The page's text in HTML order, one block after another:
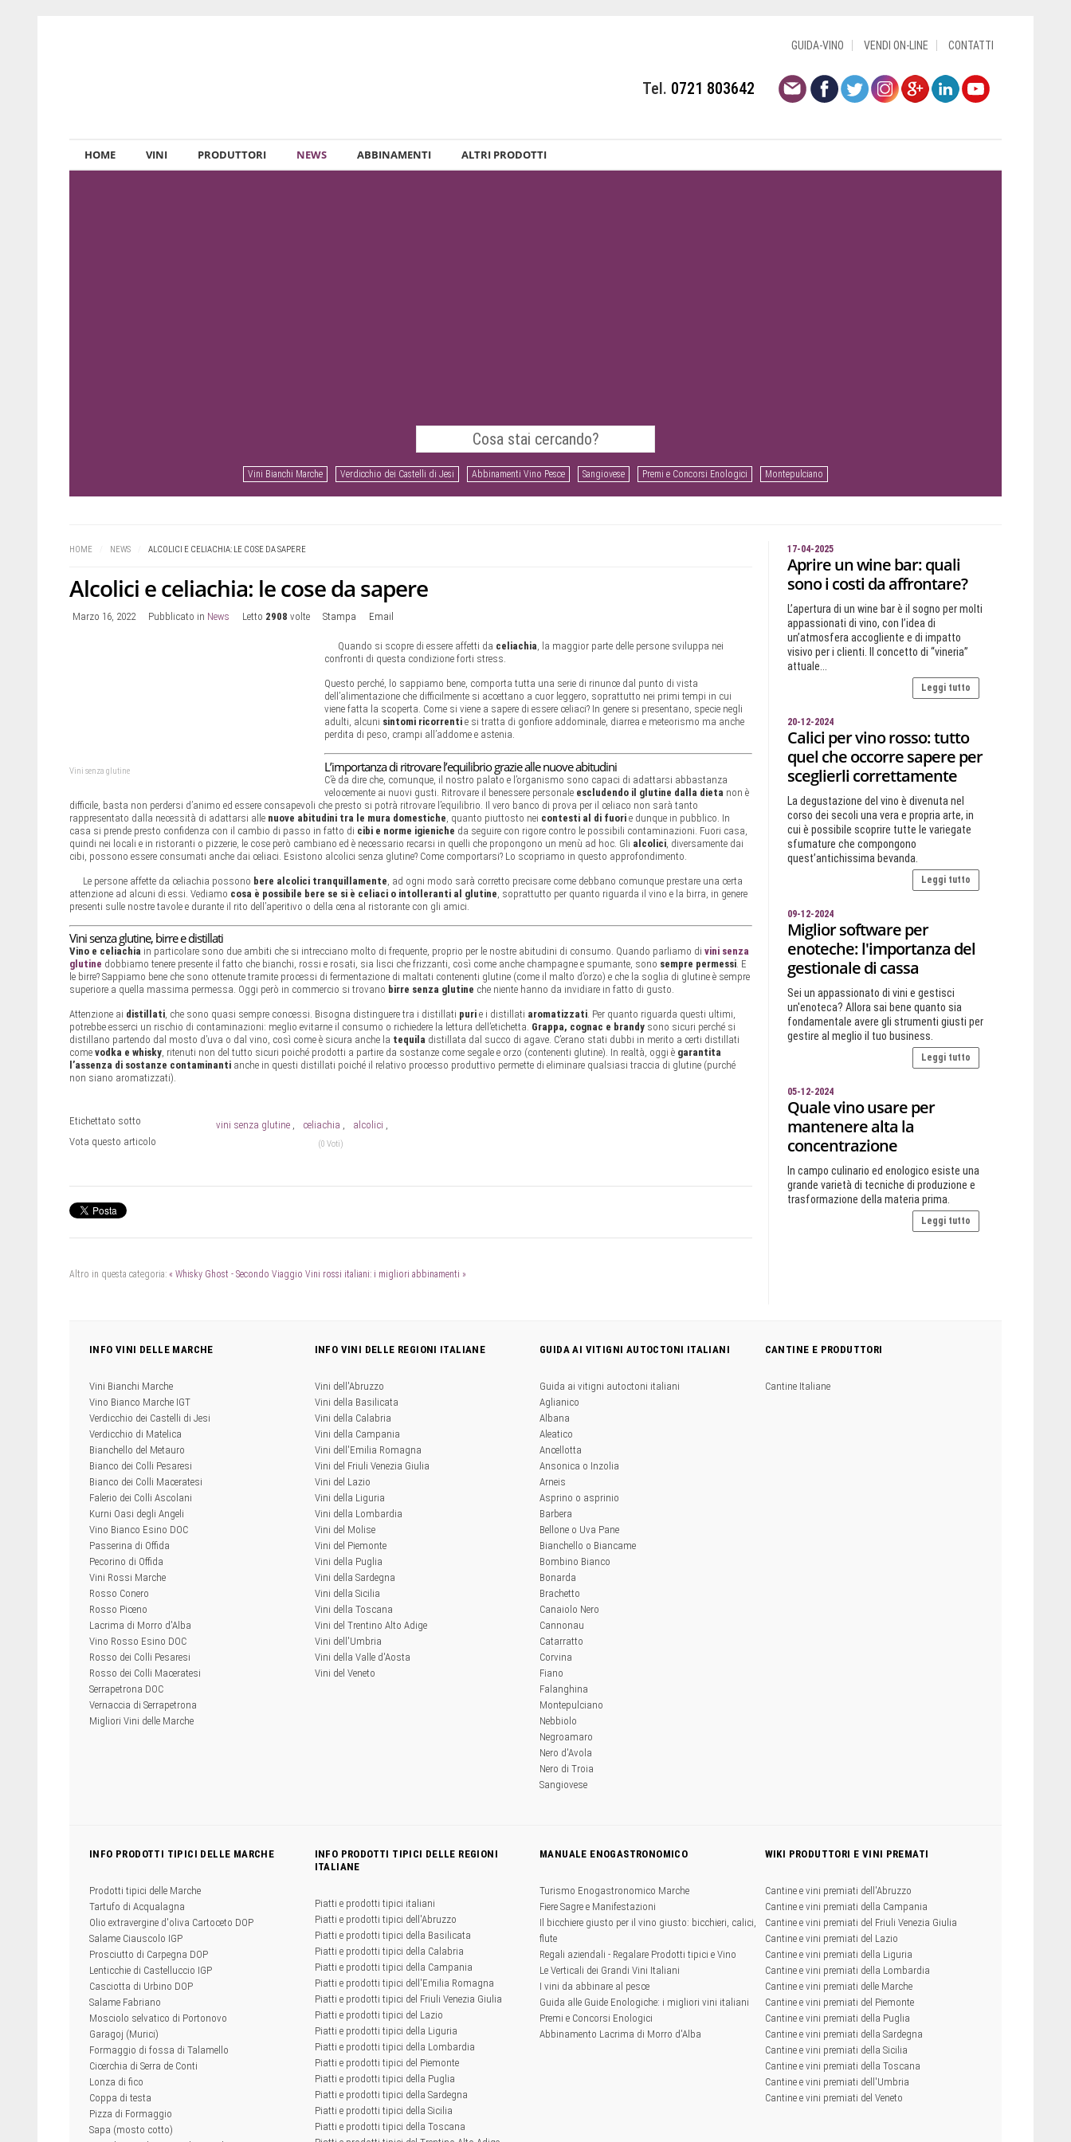
GUIDA-VINO VENDI ON-LINE CONTATTI
Tel. 0721 803642
HOME VINI PRODUTTORI NEWS ABBINAMENTI ALTRI PRODOTTI
Vini Bianchi Marche Verdicchio dei Castelli di Jesi Abbinamenti Vino Pesce Sangiovese Premi e Concorsi Enologici Montepulciano
HOME NEWS ALCOLICI E CELIACHIA: LE COSE DA SAPERE
Alcolici e celiachia: le cose da sapere
Marzo 16, 2022 Pubblicato in News Letto 2908 volte Stampa Email
Vini senza glutine
Quando si scopre di essere affetti da celiachia, la maggior parte delle persone sviluppa nei
confronti di questa condizione forti stress.
Questo perché, lo sappiamo bene, comporta tutta una serie di rinunce dal punto di vista
dell’alimentazione che difficilmente si accettano a cuor leggero, soprattutto nei primi tempi in cui
viene fatta la scoperta. Come si viene a sapere di essere celiaci? In genere si presentano, specie negli
adulti, alcuni sintomi ricorrenti e si tratta di gonfiore addominale, diarrea e meteorismo ma anche
perdita di peso, crampi all’addome e astenia.
L’importanza di ritrovare l’equilibrio grazie alle nuove abitudini
C’è da dire che, comunque, il nostro palato e l’organismo sono capaci di adattarsi abbastanza
velocemente ai nuovi gusti. Ritrovare il benessere personale escludendo il glutine dalla dieta non è
difficile, basta non perdersi d’animo ed essere consapevoli che presto si potrà ritrovare l’equilibrio. Il vero banco di prova per il celiaco non sarà tanto
rappresentato dalla necessità di adattarsi alle nuove abitudini tra le mura domestiche , quanto piuttosto nei contesti al di fuori e dunque in pubblico. In
casa si prende presto confidenza con il cambio di passo in fatto di cibi e norme igieniche da seguire con rigore contro le possibili contaminazioni. Fuori casa,
quindi nei locali e in ristoranti o pizzerie, le cose però cambiano ed è necessario recarsi in quelli che propongono un menù ad hoc. Gli alcolici , diversamente dai
cibi, possono essere consumati anche dai celiaci. Esistono alcolici senza glutine? Come comportarsi? Lo scopriamo in questo approfondimento.
Le persone affette da celiachia possono bere alcolici tranquillamente , ad ogni modo sarà corretto precisare come debbano comunque prestare una certa
attenzione ad alcuni di essi. Vediamo cosa è possibile bere se si è celiaci o intolleranti al glutine , soprattutto per quanto riguarda il vino e la birra, in genere
presenti sulle nostre tavole e durante il rito dell’aperitivo o della cena al ristorante con gli amici.
Vini senza glutine, birre e distillati
Vino e celiachia in particolare sono due ambiti che si intrecciano molto di frequente, proprio per le nostre abitudini di consumo. Quando parliamo di vini senza
glutine dobbiamo tenere presente il fatto che bianchi, rossi e rosati, sia lisci che frizzanti, così come anche champagne e spumante, sono sempre permessi. E
le birre? Sappiamo bene che sono ottenute tramite processi di fermentazione di maltati contenenti glutine (come il malto d’orzo) e che la soglia di glutine è sempre
superiore a quella massima permessa. Oggi però in commercio si trovano birre senza glutine che niente hanno da invidiare in fatto di gusto.
Attenzione ai distillati, che sono quasi sempre concessi. Bisogna distinguere tra i distillati puri e i distillati aromatizzati. Per quanto riguarda questi ultimi,
potrebbe esserci un rischio di contaminazioni: meglio evitarne il consumo o richiedere la lettura dell’etichetta. Grappa, cognac e brandy sono sicuri perché si
distillano partendo dal mosto d’uva o dal vino, così come è sicura anche la tequila distillata dal succo di agave. C’erano stati dubbi in merito a certi distillati
come vodka e whisky, ritenuti non del tutto sicuri poiché prodotti a partire da sostanze come segale e orzo (contenenti glutine). In realtà, oggi è garantita
l’assenza di sostanze contaminanti anche in questi distillati poiché il relativo processo produttivo permette di eliminare qualsiasi traccia di glutine (purché
non siano aromatizzati).
Etichettato sotto vini senza glutine celiachia
alcolici
Vota questo articolo
(0 Voti)
Altro in questa categoria: « Whisky Ghost - Secondo Viaggio Vini rossi italiani: i migliori abbinamenti »
17-04-2025
Aprire un wine bar: quali
sono i costi da affrontare?
L’apertura di un wine bar è il sogno per molti
appassionati di vino, con l’idea di
un’atmosfera accogliente e di impatto
visivo per i clienti. Il concetto di “vineria”
attuale...
Leggi tutto
20-12-2024
Calici per vino rosso: tutto
quel che occorre sapere per
sceglierli correttamente
La degustazione del vino è divenuta nel
corso dei secoli una vera e propria arte, in
cui è possibile scoprire tutte le variegate
sfumature che compongono
quest’antichissima bevanda.
Leggi tutto
09-12-2024
Miglior software per
enoteche: l'importanza del
gestionale di cassa
Sei un appassionato di vini e gestisci
un'enoteca? Allora sai bene quanto sia
fondamentale avere gli strumenti giusti per
gestire al meglio il tuo business.
Leggi tutto
05-12-2024
Quale vino usare per
mantenere alta la
concentrazione
In campo culinario ed enologico esiste una
grande varietà di tecniche di produzione e
trasformazione della materia prima.
Leggi tutto
INFO VINI DELLE MARCHE
Vini Bianchi Marche
Vino Bianco Marche IGT
Verdicchio dei Castelli di Jesi
Verdicchio di Matelica
Bianchello del Metauro
Bianco dei Colli Pesaresi
Bianco dei Colli Maceratesi
Falerio dei Colli Ascolani
Kurni Oasi degli Angeli
Vino Bianco Esino DOC
Passerina di Offida
Pecorino di Offida
Vini Rossi Marche
Rosso Conero
Rosso Piceno
Lacrima di Morro d'Alba
Vino Rosso Esino DOC
Rosso dei Colli Pesaresi
Rosso dei Colli Maceratesi
Serrapetrona DOC
Vernaccia di Serrapetrona
Migliori Vini delle Marche
INFO VINI DELLE REGIONI ITALIANE
Vini dell'Abruzzo
Vini della Basilicata
Vini della Calabria
Vini della Campania
Vini dell'Emilia Romagna
Vini del Friuli Venezia Giulia
Vini del Lazio
Vini della Liguria
Vini della Lombardia
Vini del Molise
Vini del Piemonte
Vini della Puglia
Vini della Sardegna
Vini della Sicilia
Vini della Toscana
Vini del Trentino Alto Adige
Vini dell'Umbria
Vini della Valle d'Aosta
Vini del Veneto
GUIDA AI VITIGNI AUTOCTONI ITALIANI
Guida ai vitigni autoctoni italiani
Aglianico
Albana
Aleatico
Ancellotta
Ansonica o Inzolia
Arneis
Asprino o asprinio
Barbera
Bellone o Uva Pane
Bianchello o Biancame
Bombino Bianco
Bonarda
Brachetto
Canaiolo Nero
Cannonau
Catarratto
Corvina
Fiano
Falanghina
Montepulciano
Nebbiolo
Negroamaro
Nero d'Avola
Nero di Troia
Sangiovese
CANTINE E PRODUTTORI
Cantine Italiane
INFO PRODOTTI TIPICI DELLE MARCHE
Prodotti tipici delle Marche
Tartufo di Acqualagna
Olio extravergine d'oliva Cartoceto DOP
Salame Ciauscolo IGP
Prosciutto di Carpegna DOP
Lenticchie di Castelluccio IGP
Casciotta di Urbino DOP
Salame Fabriano
Mosciolo selvatico di Portonovo
Garagoj (Murici)
Formaggio di fossa di Talamello
Cicerchia di Serra de Conti
Lonza di fico
Coppa di testa
Pizza di Formaggio
Sapa (mosto cotto)
INFO PRODOTTI TIPICI DELLE REGIONI
ITALIANE
Piatti e prodotti tipici italiani
Piatti e prodotti tipici dell'Abruzzo
Piatti e prodotti tipici della Basilicata
Piatti e prodotti tipici della Calabria
Piatti e prodotti tipici della Campania
Piatti e prodotti tipici dell'Emilia Romagna
Piatti e prodotti tipici del Friuli Venezia Giulia
Piatti e prodotti tipici del Lazio
Piatti e prodotti tipici della Liguria
Piatti e prodotti tipici della Lombardia
Piatti e prodotti tipici del Piemonte
Piatti e prodotti tipici della Puglia
Piatti e prodotti tipici della Sardegna
Piatti e prodotti tipici della Sicilia
Piatti e prodotti tipici della Toscana
MANUALE ENOGASTRONOMICO
Turismo Enogastronomico Marche
Fiere Sagre e Manifestazioni
Il bicchiere giusto per il vino giusto: bicchieri, calici,
flute
Regali aziendali - Regalare Prodotti tipici e Vino
Le Verticali dei Grandi Vini Italiani
I vini da abbinare al pesce
Guida alle Guide Enologiche: i migliori vini italiani
Premi e Concorsi Enologici
Abbinamento Lacrima di Morro d'Alba
WIKI PRODUTTORI E VINI PREMATI
Cantine e vini premiati dell'Abruzzo
Cantine e vini premiati della Campania
Cantine e vini premiati del Friuli Venezia Giulia
Cantine e vini premiati del Lazio
Cantine e vini premiati della Liguria
Cantine e vini premiati della Lombardia
Cantine e vini premiati delle Marche
Cantine e vini premiati del Piemonte
Cantine e vini premiati della Puglia
Cantine e vini premiati della Sardegna
Cantine e vini premiati della Sicilia
Cantine e vini premiati della Toscana
Cantine e vini premiati dell'Umbria
Cantine e vini premiati del Veneto